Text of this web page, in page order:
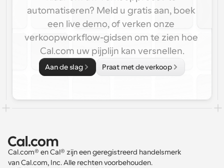
automatiseren? Meld u gratis aan, boek
een live demo, of verken onze
verkoopworkflow-gidsen om te zien hoe
Cal.com uw pijplijn kan versnellen.
Aan de slag Praat met de verkoop
Cal.com® en Cal® zijn een geregistreerd handelsmerk
van Cal.com, Inc. Alle rechten voorbehouden.